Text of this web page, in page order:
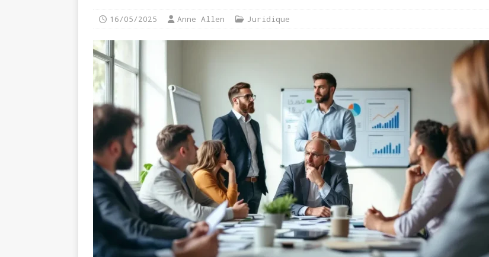
16/05/2025 Anne Allen Juridique